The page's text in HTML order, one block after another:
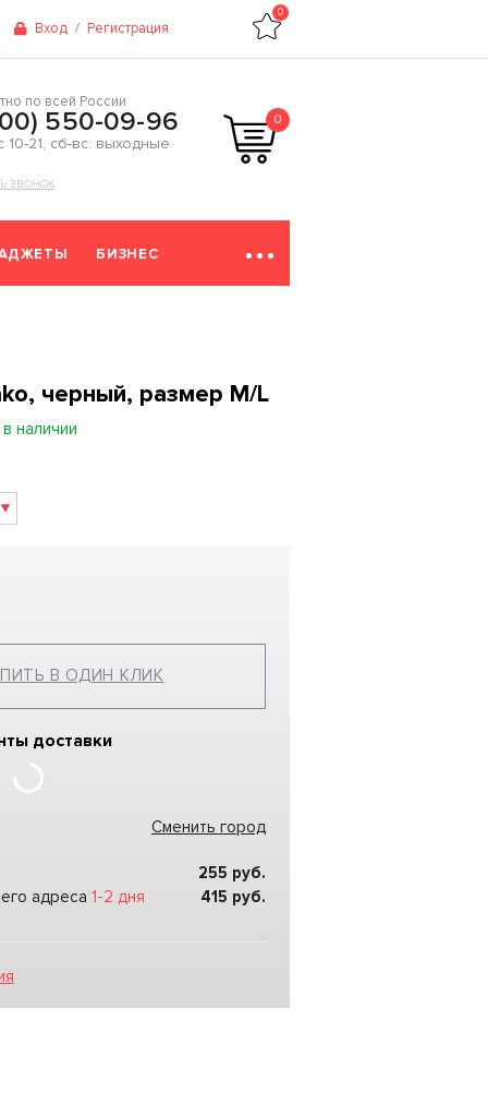
Вход / Регистрация
0
по всей России
550-09-96
10-21, сб-вс: выходные
ЗВОНОК
0
БИЗНЕС
черный, размер M/L
наличии
В ОДИН КЛИК
доставки
Сменить город
255 руб.
адреса 1-2 дня 415 руб.